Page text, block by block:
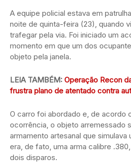
A equipe policial estava em
noite de quinta-feira (23), quando
trafegar pela via. Foi iniciado um
momento em que um dos
objeto pela janela.
LEIA TAMBÉM: Operação Recon
frustra plano de atentado contra
O carro foi abordado e, de acordo
ocorrência, o objeto arremessado
armamento artesanal que simulava
era, de fato, uma arma calibre
dois disparos.